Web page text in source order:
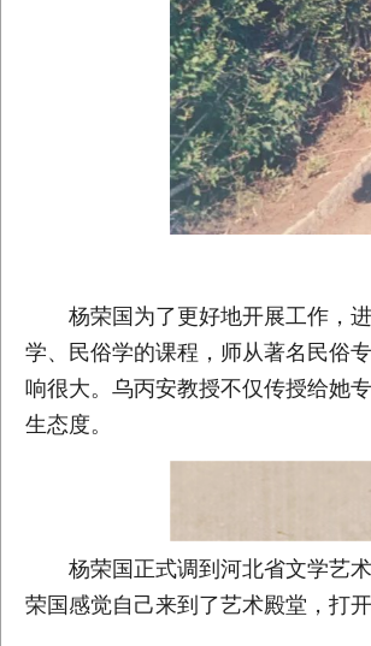
杨荣国为了更好地开展工作，
学、民俗学的课程，师从著名民俗
响很大。乌丙安教授不仅传授给她
生态度。
杨荣国正式调到河北省文学艺
荣国感觉自己来到了艺术殿堂，打